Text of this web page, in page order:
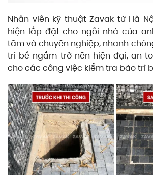
Nhân viên kỹ thuật Zavak từ Hà
hiện lắp đặt cho ngôi nhà của
tâm và chuyên nghiệp, nhanh
trí bể ngầm trở nên hiện đại, an
cho các công việc kiểm tra bảo trì